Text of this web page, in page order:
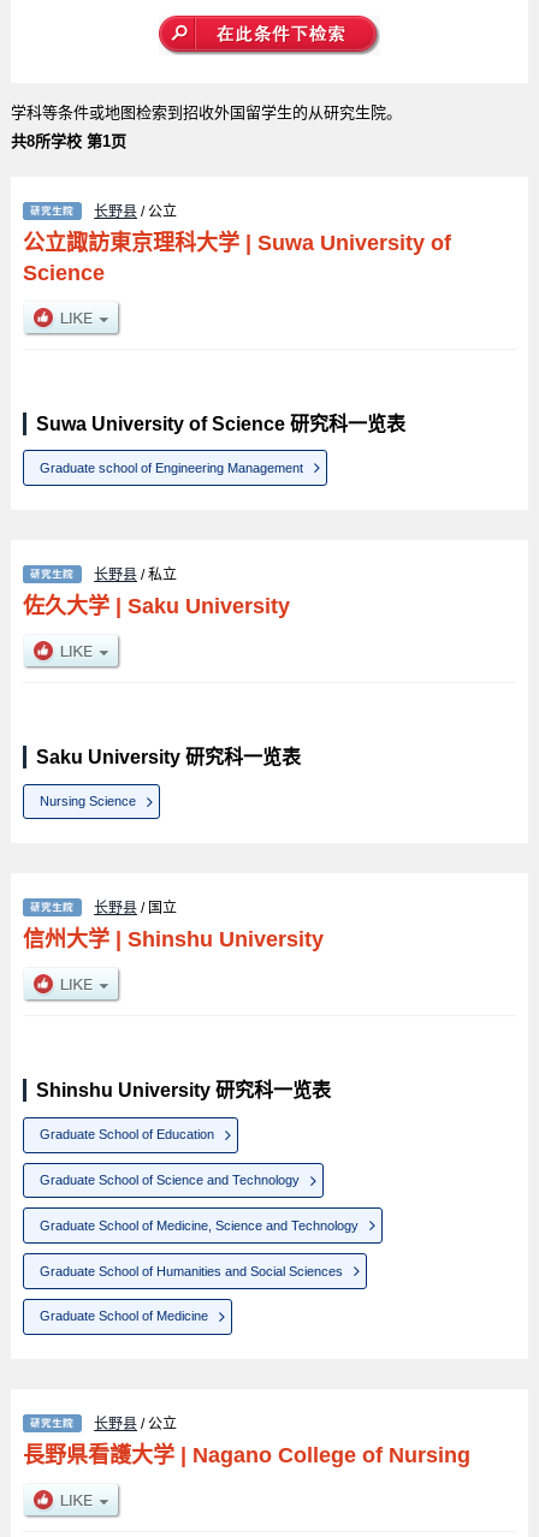
学科等条件或地图检索到招收外国留学生的从研究生院。
共8所学校 第1页
长野县 / 公立
公立諏訪東京理科大学| Suwa University of
Science
Suwa University of Science 研究科一览表
Graduate school of Engineering Management
长野县 / 私立
佐久大学| Saku University
Saku University 研究科一览表
Nursing Science
长野县 / 国立
信州大学| Shinshu University
Shinshu University 研究科一览表
Graduate School of Education
Graduate School of Science and Technology
Graduate School of Medicine, Science and Technology
Graduate School of Humanities and Social Sciences
Graduate School of Medicine
长野县 / 公立
長野県看護大学| Nagano College of Nursing